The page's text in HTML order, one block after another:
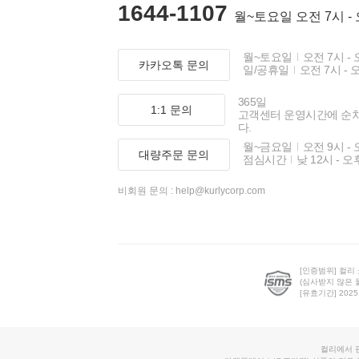
1644-1107 월~토요일 오전 7시 -
카카오톡 문의
월~토요일
오전 7시 -
일/공휴일
오전 7시 -
1:1 문의
365일
고객센터 운영시간에 순
다.
대량주문 문의
월~금요일
오전 9시 -
점심시간
낮 12시 - 오
비회원 문의 : help@kurlycorp.com
[인증범위] 컬리
(심사받지 않은
[유효기간]
컬리에서